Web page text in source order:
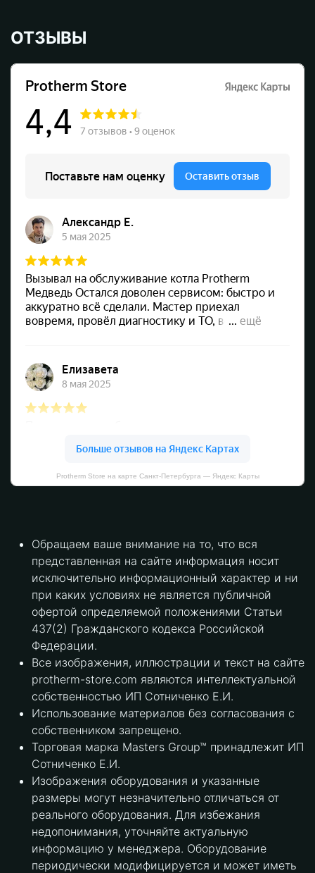
ОТЗЫВЫ
Protherm Store на карте Санкт‑Петербурга — Яндекс Карты
Обращаем ваше внимание на то, что вся
представленная на сайте информация носит
исключительно информационный характер и ни
при каких условиях не является публичной
офертой определяемой положениями Статьи
437(2) Гражданского кодекса Российской
Федерации.
Все изображения, иллюстрации и текст на сайте
protherm-store.com являются интеллектуальной
собственностью ИП Сотниченко Е.И.
Использование материалов без согласования с
собственником запрещено.
Торговая марка Masters Group™ принадлежит ИП
Сотниченко Е.И.
Изображения оборудования и указанные
размеры могут незначительно отличаться от
реального оборудования. Для избежания
недопонимания, уточняйте актуальную
информацию у менеджера. Оборудование
периодически модифицируется и может иметь